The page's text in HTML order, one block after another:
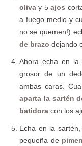
olivay 5ajos
a fuego medio y
no se quemen!)
de brazo dejando
Ahora echa en la
grosor de un
ambas caras.
aparta la sartén
batidoracon los
Echa en la
pequeña de